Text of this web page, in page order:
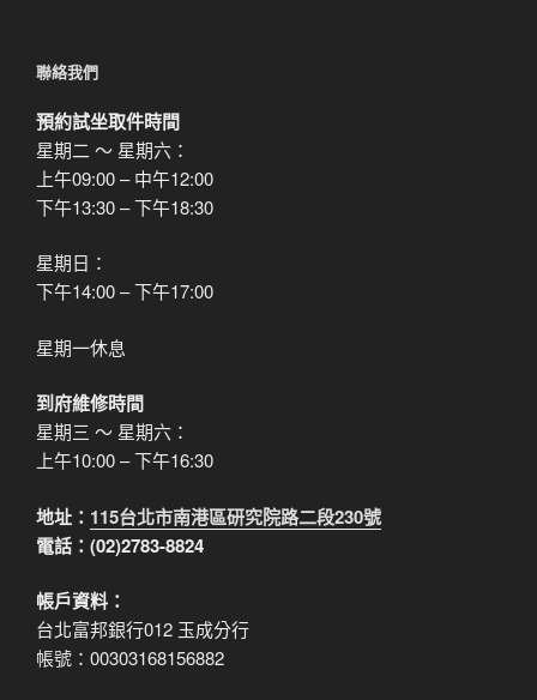
聯絡我們
預約試坐取件時間
星期二 ～ 星期六：
上午09:00 – 中午12:00
下午13:30 – 下午18:30
星期日：
下午14:00 – 下午17:00
星期一休息
到府維修時間
星期三 ～ 星期六：
上午10:00 – 下午16:30
地址： 115台北市南港區研究院路二段230號
電話：(02)2783-8824
帳戶資料：
台北富邦銀行012 玉成分行
帳號：00303168156882